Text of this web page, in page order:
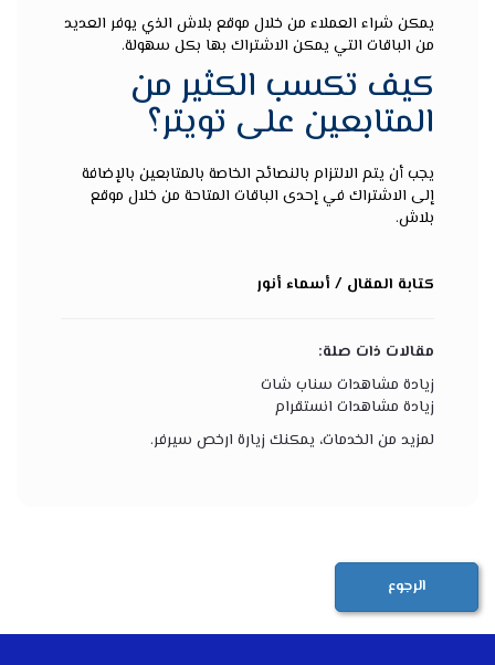
يمكن شراء العملاء من خلال موقع بلاش الذي يوفر العديد
من الباقات التي يمكن الاشتراك بها بكل سهولة.
كيف تكسب الكثير من
المتابعين على تويتر؟
يجب أن يتم الالتزام بالنصائح الخاصة بالمتابعين بالإضافة
إلى الاشتراك في إحدى الباقات المتاحة من خلال موقع
بلاش.
كتابة المقال / أسماء أنور
مقالات ذات صلة:
زيادة مشاهدات سناب شات
زيادة مشاهدات انستقرام
لمزيد من الخدمات، يمكنك زيارة ارخص سيرفر.
الرجوع